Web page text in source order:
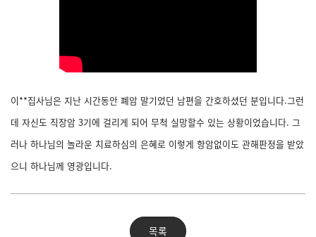
이**집사님은 지난 시간동안 폐암 말기었던 남편을 간호하셨던 분입니다.그런
데 자신도 직장암 3기에 걸리게 되어 무척 실망할수 있는 상황이었습니다. 그
러나 하나님의 놀라운 치료하심의 은혜로 이렇게 항암없이도 관해판정을 받았
으니 하나님께 영광입니다.
목록